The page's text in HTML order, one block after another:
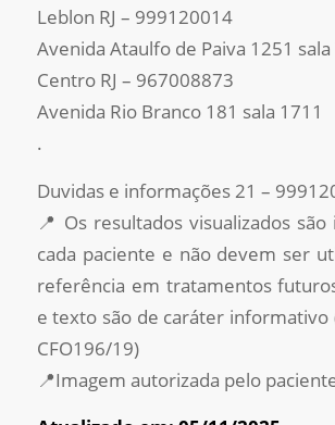
Leblon RJ – 999120014
Avenida Ataulfo de Paiva 1251
Centro RJ – 967008873
Avenida Rio Branco 181 sala 1711
.
Duvidas e informações 21 –
📍 Os resultados visualizados
cada paciente e não devem ser
referência em tratamentos
e texto são de caráter informativo (
CFO196/19)
📍Imagem autorizada pelo